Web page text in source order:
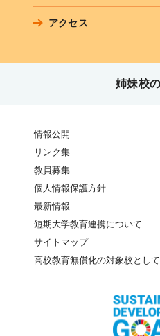
アクセス
姉妹校
情報公開
リンク集
教員募集
個人情報保護方針
最新情報
短期大学教育連携について
サイトマップ
高校教育無償化の対象校とし